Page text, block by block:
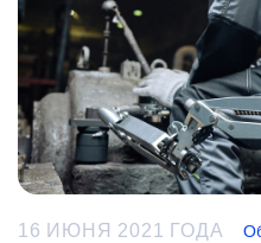
16 ИЮНЯ 2021 ГОДА